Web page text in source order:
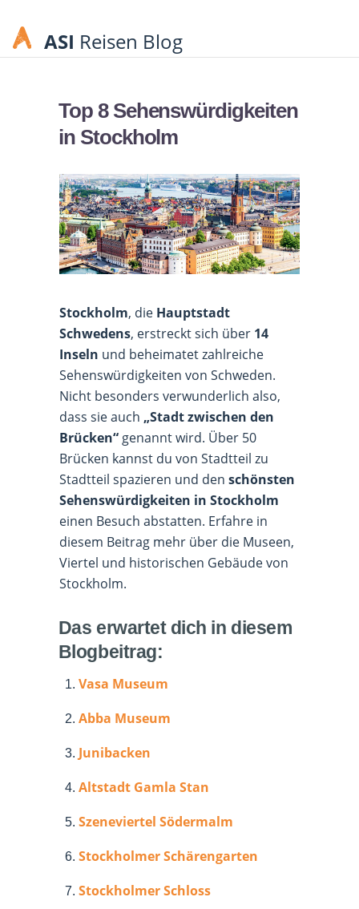
ASI Reisen Blog
Top 8 Sehenswürdigkeiten
in Stockholm
Stockholm, die Hauptstadt
Schwedens, erstreckt sich über 14
Inseln und beheimatet zahlreiche
Sehenswürdigkeiten von Schweden.
Nicht besonders verwunderlich also,
dass sie auch „Stadt zwischen den
Brücken“ genannt wird. Über 50
Brücken kannst du von Stadtteil zu
Stadtteil spazieren und den schönsten
Sehenswürdigkeiten in Stockholm
einen Besuch abstatten. Erfahre in
diesem Beitrag mehr über die Museen,
Viertel und historischen Gebäude von
Stockholm.
Das erwartet dich in diesem
Blogbeitrag:
Vasa Museum
Abba Museum
Junibacken
Altstadt Gamla Stan
Szeneviertel Södermalm
Stockholmer Schärengarten
Stockholmer Schloss